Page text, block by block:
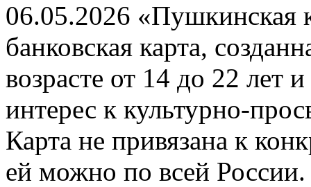
06.05.2026 «Пушкинская
банковская карта,
возрасте от 14 до 22 лет
интерес к культурно-
Карта не привязана к
ей можно по всей